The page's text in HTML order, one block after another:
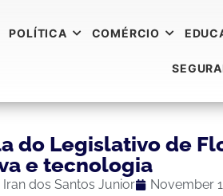
POLÍTICA COMÉRCIO
do Legislativo de
e tecnologia
Iran dos Santos Junior November